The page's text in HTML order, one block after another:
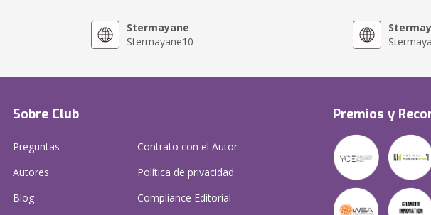
Stermayane
Stermayane10
Sobre Club
Preguntas
Autores
Blog
Contrato con el Autor
Política de privacidad
Compliance Editorial
Premios y